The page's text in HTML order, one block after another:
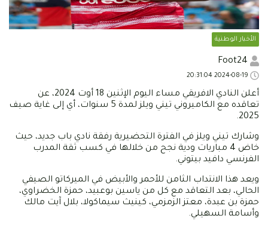
الأخبار الوطنية
أعلن النادي الافريقي مساء اليوم الإثنين 18 أوت 2024، عن
تعاقده مع الكاميروني تيني ويلز لمدة 5 سنوات، أي إلى غاية صيف
2025.
وشارك تيني ويلز في الفترة التحضيرية رفقة نادي باب جديد، حيث
خاض 4 مباريات ودية نجح من خلالها في كسب ثقة المدرب
الفرنسي دافيد بيتوني.
ويعد هذا الانتداب الثامن للأحمر والأبيض في الميركاتو الصيفي
الحالي، بعد التعاقد مع كل من ياسين بوعبيد، حمزة الخضراوي،
حمزة بن عبدة، معتز الزمزمي، كينيث سيماكولا، بلال آيت مالك
وأسامة السهيلي.